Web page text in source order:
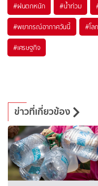
#ฝนตกหนัก #น้ำท่วม
#พยากรณ์อากาศวันนี้ #โล
#เศรษฐกิจ
ข่าวที่เกี่ยวข้อง